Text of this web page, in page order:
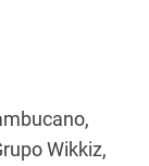
Wikkiz,